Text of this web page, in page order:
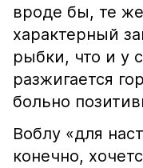
вроде бы, те
характерный
рыбки, что и у
разжигается
больно
Воблу «для
конечно,